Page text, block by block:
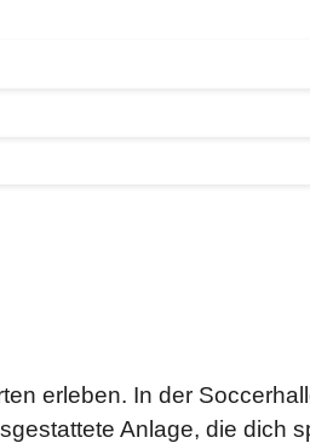
erleben. In der
Anlage, die dich